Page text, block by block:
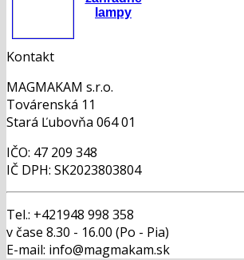
lampy
Kontakt
MAGMAKAM s.r.o.
Továrenská 11
Stará Ľubovňa 064 01
IČO: 47 209 348
IČ DPH: SK2023803804
Tel.: +421948 998 358
v čase 8.30 - 16.00 (Po - Pia)
E-mail: info@magmakam.sk